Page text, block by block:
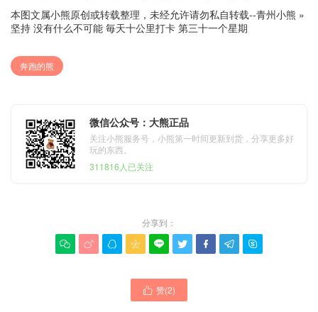
本图文属小熊原创或转载整理，未经允许请勿私自转载--青州小熊 »
坚持 没有什么不可能 毎天十公里打卡 第三十一个星期
奔跑的熊
微信公众号：大熊正品
关注小熊服务号，小熊第一时间更新到货，分享更多好
玩的东西。
311816人已关注
分享到：
        
 赞(2)